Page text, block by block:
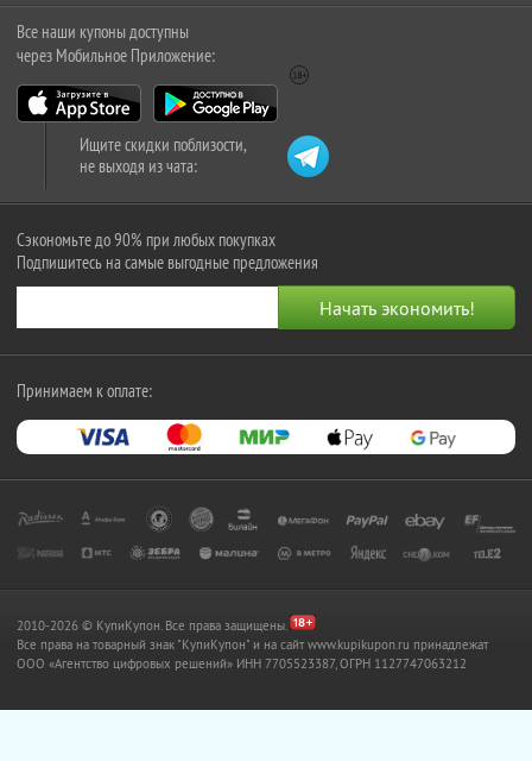
Все наши купоны доступны
через Мобильное Приложение:
Ищите скидки поблизости,
не выходя из чата:
Сэкономьте до 90% при любых покупках
Подпишитесь на самые выгодные предложения
Принимаем к оплате:
2010-2026 © КупиКупон. Все права защищены.
Все права на товарный знак "КупиКупон" и на сайт www.kupikupon.ru принадлежат
OOO «Агентство цифровых решений» ИНН 7705523387, ОГРН 1127747063212